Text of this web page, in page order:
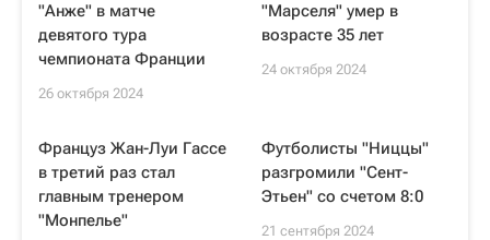
"Анже" в матче
девятого тура
чемпионата Франции
26 октября 2024
"Марселя" умер в
возрасте 35 лет
24 октября 2024
Француз Жан-Луи Гассе
в третий раз стал
главным тренером
"Монпелье"
Футболисты "Ниццы"
разгромили "Сент-
Этьен" со счетом 8:0
21 сентября 2024